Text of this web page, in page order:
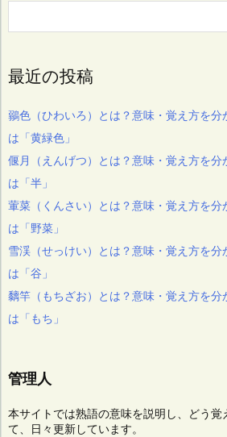
最近の投稿
鶸色（ひわいろ）とは？意味・覚え方を分
は「黄緑色」
偃月（えんげつ）とは？意味・覚え方を分
は「半」
葷菜（くんさい）とは？意味・覚え方を分
は「野菜」
雪渓（せっけい）とは？意味・覚え方を分
は「谷」
黐竿（もちざお）とは？意味・覚え方を分
は「もち」
管理人
本サイトでは熟語の意味を説明し、どう覚
て、日々更新しています。